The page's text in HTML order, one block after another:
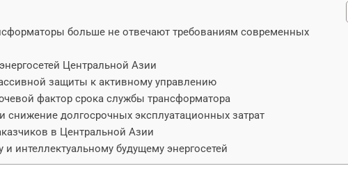
больше не отвечают требованиям современных
Центральной Азии
защиты к активному управлению
фактор срока службы трансформатора
долгосрочных эксплуатационных затрат
в Центральной Азии
интеллектуальному будущему энергосетей